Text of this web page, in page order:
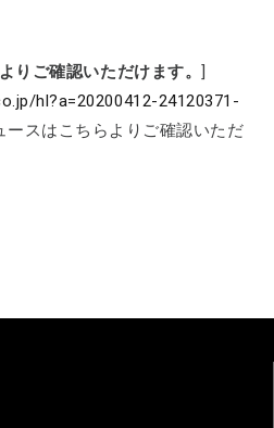
りご確認いただけます。]
hl?a=20200412-24120371-
ースはこちらよりご確認いただ